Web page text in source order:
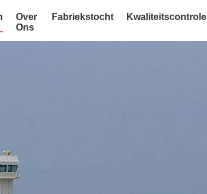
Over
Ons
Fabriekstocht Kwaliteitscontrole